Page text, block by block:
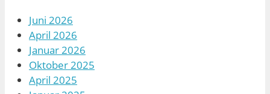
Juni 2026
April 2026
Januar 2026
Oktober 2025
April 2025